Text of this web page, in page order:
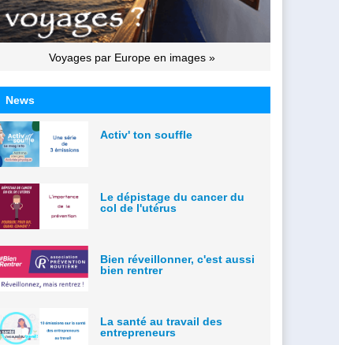
Voyages par Europe en images »
News
Activ' ton souffle
Le dépistage du cancer du
col de l'utérus
Bien réveillonner, c'est aussi
bien rentrer
La santé au travail des
entrepreneurs